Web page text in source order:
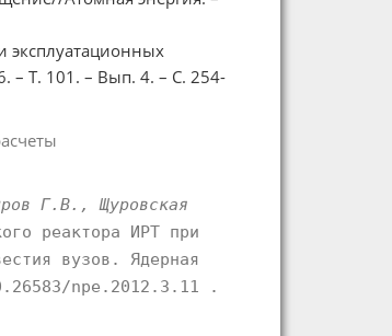
эксплуатационных
– Т. 101. – Вып. 4. – С. 254-
Г.В., Щуровская
реактора ИРТ при
вузов. Ядерная
npe.2012.3.11 .